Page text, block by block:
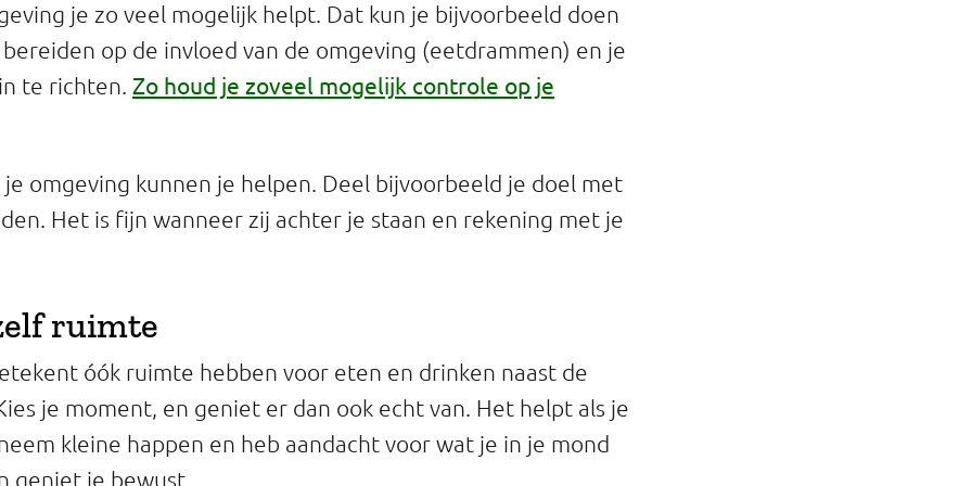
je zo veel mogelijk helpt. Dat kun je bijvoorbeeld doen
op de invloed van de omgeving (eetdrammen) en je
te richten. Zo houd je zoveel mogelijk controle op je
je omgeving kunnen je helpen. Deel bijvoorbeeld je doel met
Het is fijn wanneer zij achter je staan en rekening met je
ruimte
óók ruimte hebben voor eten en drinken naast de
je moment, en geniet er dan ook echt van. Het helpt als je
kleine happen en heb aandacht voor wat je in je mond
geniet je bewust.